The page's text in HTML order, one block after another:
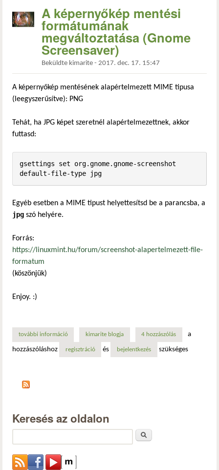
A képernyőkép mentési
formátumának
megváltoztatása (Gnome
Screensaver)
Beküldte kimarite - 2017. dec. 17. 15:47
A képernyőkép mentésének alapértelmezett MIME tipusa
(leegyszerűsítve): PNG
Tehát, ha JPG képet szeretnél alapértelmezettnek, akkor
futtasd:
gsettings set org.gnome.gnome-screenshot
default-file-type jpg
Egyéb esetben a MIME tipust helyettesítsd be a parancsba, a
jpg szó helyére.
Forrás:
https://linuxmint.hu/forum/screenshot-alapertelmezett-file-
formatum
(köszönjük)
Enjoy. :)
további információa képernyőkép mentési formátumának megváltoztatása
kimarite blogja 4 hozzászólás a
hozzászóláshoz regisztráció és bejelentkezés szükséges
Keresés az oldalon